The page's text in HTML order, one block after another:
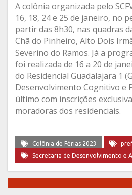
A colônia organizada pelo
16, 18, 24 e 25 de janeiro, no
partir das 8h30, nas quadras
Chã do Pinheiro, Alto Dois
Severino do Ramos. Já a
foi realizada de 16 a 20 de
do Residencial Guadalajara 1
Desenvolvimento Cognitivo e
último com inscrições
moradoras dos residenciais.
Colônia de Férias 2023
Secretaria de Desenvolvimento e